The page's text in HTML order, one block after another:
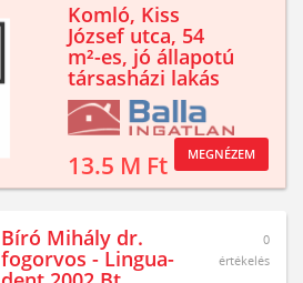
Komló, Kiss
József utca, 54
m²-es, jó állapotú
társasházi lakás
13.5 M Ft MEGNÉZEM
Bíró Mihály dr.
fogorvos - Lingua-
0
értékelés